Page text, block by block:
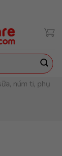
núm ti, phụ